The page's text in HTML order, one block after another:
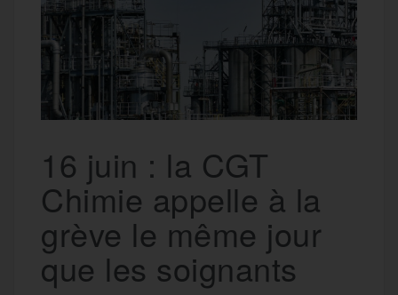
16 juin : la CGT
Chimie appelle à la
grève le même jour
que les soignants